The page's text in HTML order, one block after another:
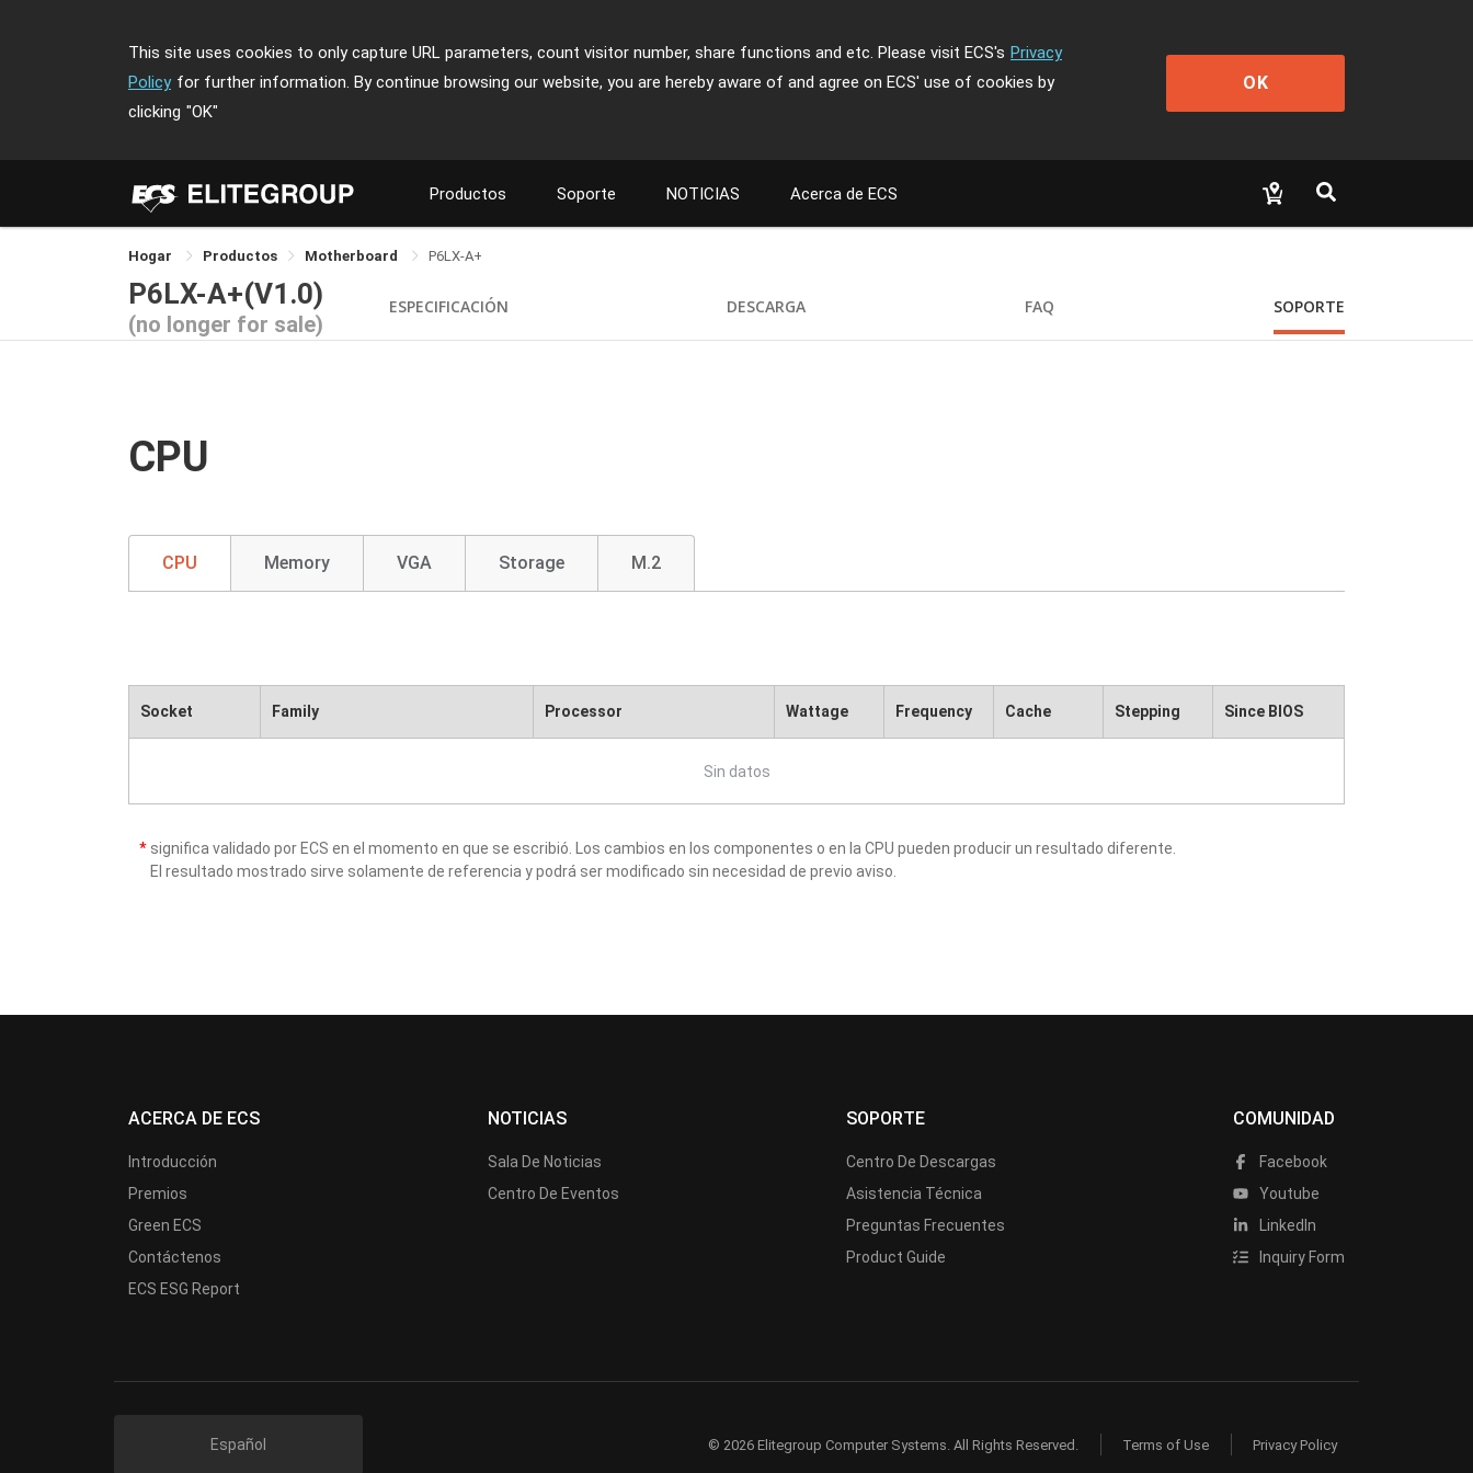
This site uses cookies to only capture URL parameters, count visitor number, share functions and etc. Please visit ECS's Privacy
Policy for further information. By continue browsing our website, you are hereby aware of and agree on ECS' use of cookies by
clicking "OK"
OK
Productos Soporte NOTICIAS Acerca de ECS
Hogar Productos Motherboard P6LX-A+
P6LX-A+(V1.0)
(no longer for sale)
ESPECIFICACIÓN DESCARGA FAQ SOPORTE
CPU
CPU Memory VGA Storage M.2
Socket Family Processor Wattage Frequency Cache Stepping Since BIOS
Sin datos
* significa validado por ECS en el momento en que se escribió. Los cambios en los componentes o en la CPU pueden producir un resultado diferente.
El resultado mostrado sirve solamente de referencia y podrá ser modificado sin necesidad de previo aviso.
ACERCA DE ECS
Introducción
Premios
Green ECS
Contáctenos
ECS ESG Report
NOTICIAS
Sala De Noticias
Centro De Eventos
SOPORTE
Centro De Descargas
Asistencia Técnica
Preguntas Frecuentes
Product Guide
COMUNIDAD
Facebook
Youtube
LinkedIn
Inquiry Form
Español © 2026 Elitegroup Computer Systems. All Rights Reserved. Terms of Use Privacy Policy